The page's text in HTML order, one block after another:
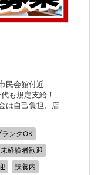
民会館付近
も規定支給！
は自己負担、店
ランクOK
未経験者歓迎
扶養内